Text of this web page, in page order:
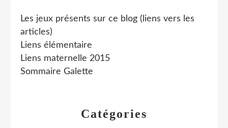
Catégories
Les jeux présents sur ce blog (liens vers les
articles)
Liens élémentaire
Liens maternelle 2015
Sommaire Galette